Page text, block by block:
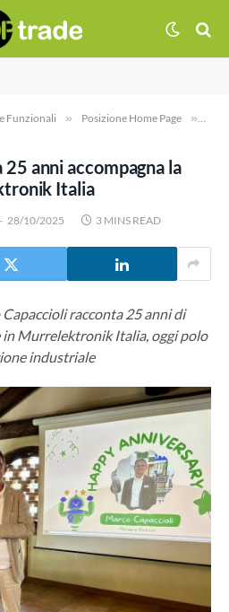
Funzionali » Posizione Home Page »
anni accompagna la
Italia
28/10/2025 3 MINS READ
racconta 25 anni di
in Murrelektronik Italia, oggi polo
industriale